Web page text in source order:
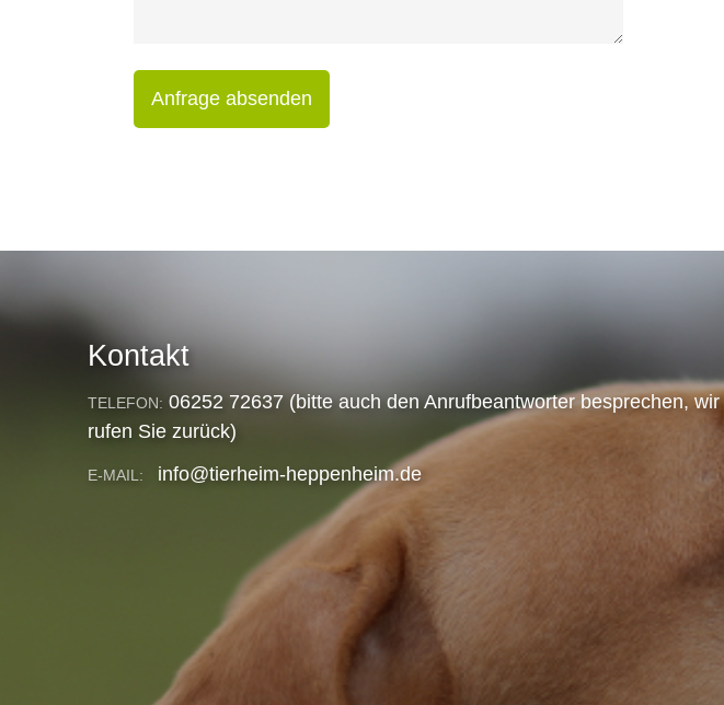
Anfrage absenden
Kontakt
TELEFON: 06252 72637 (bitte auch den Anrufbeantworter besprechen, wir
rufen Sie zurück)
E-MAIL: info@tierheim-heppenheim.de